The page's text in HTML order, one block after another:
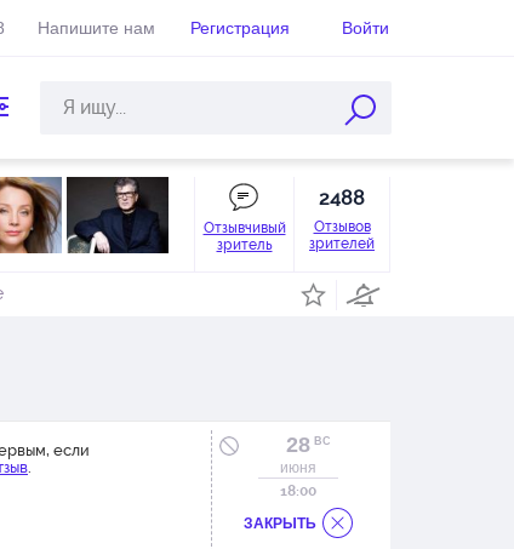
Напишите нам Регистрация Войти
Отзывчивый
зритель
2488
Отзывов
зрителей
если
.
28 ВС
июня
18:00
ЗАКРЫТЬ